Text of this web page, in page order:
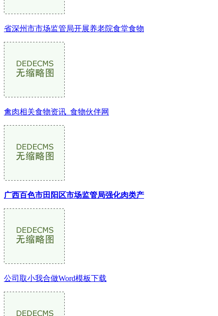
省深州市市场监管局开展养老院食堂食物
禽肉相关食物资讯_食物伙伴网
广西百色市田阳区市场监管局强化肉类产
公司取小我合做Word模板下载